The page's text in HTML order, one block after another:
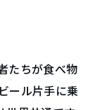
たちが食べ物
ール片手に乗